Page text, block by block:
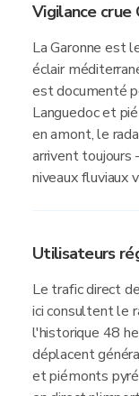
Vigilance crue
La Garonne est
éclair
est documenté
Languedoc et
en amont, le
arrivent toujours
niveaux fluviaux
Utilisateurs
Le trafic direct
ici consultent le
l'historique 48
déplacent
et piémonts